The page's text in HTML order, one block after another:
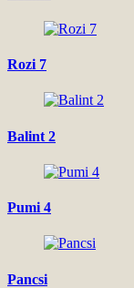
Rozi 7
Balint 2
Pumi 4
Pancsi